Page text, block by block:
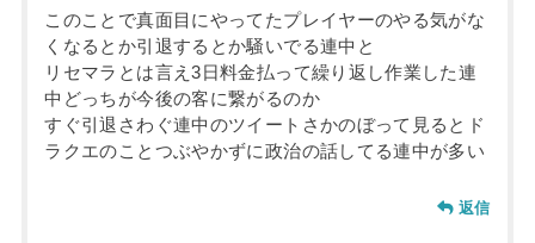
このことで真面目にやってたプレイヤーのやる気がな
くなるとか引退するとか騒いでる連中と
リセマラとは言え3日料金払って繰り返し作業した連
中どっちが今後の客に繋がるのか
すぐ引退さわぐ連中のツイートさかのぼって見るとド
ラクエのことつぶやかずに政治の話してる連中が多い
返信